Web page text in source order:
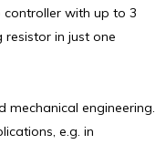
with up to 3
in just one
mechanical engi­neering.
e.g. in